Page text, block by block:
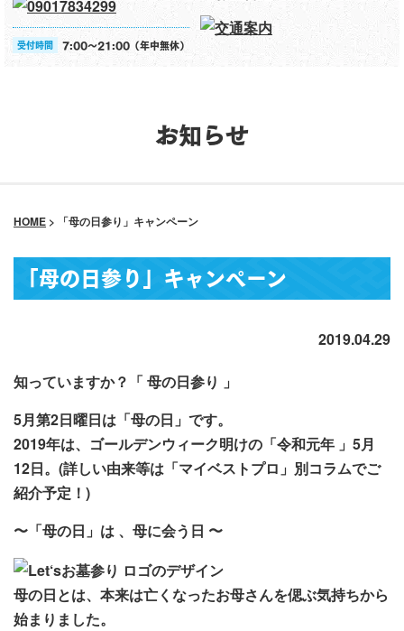
受付時間 7:00～21:00（年中無休）
お知らせ
HOME > 「母の日参り」キャンペーン
「母の日参り」キャンペーン
2019.04.29
知っていますか？「 母の日参り 」
5月第2日曜日は「母の日」です。
2019年は、ゴールデンウィーク明けの「令和元年 」5月
12日。(詳しい由来等は「マイベストプロ」別コラムでご
紹介予定！)
〜「母の日」は 、母に会う日 〜
母の日とは、本来は亡くなったお母さんを偲ぶ気持ちから
始まりました。